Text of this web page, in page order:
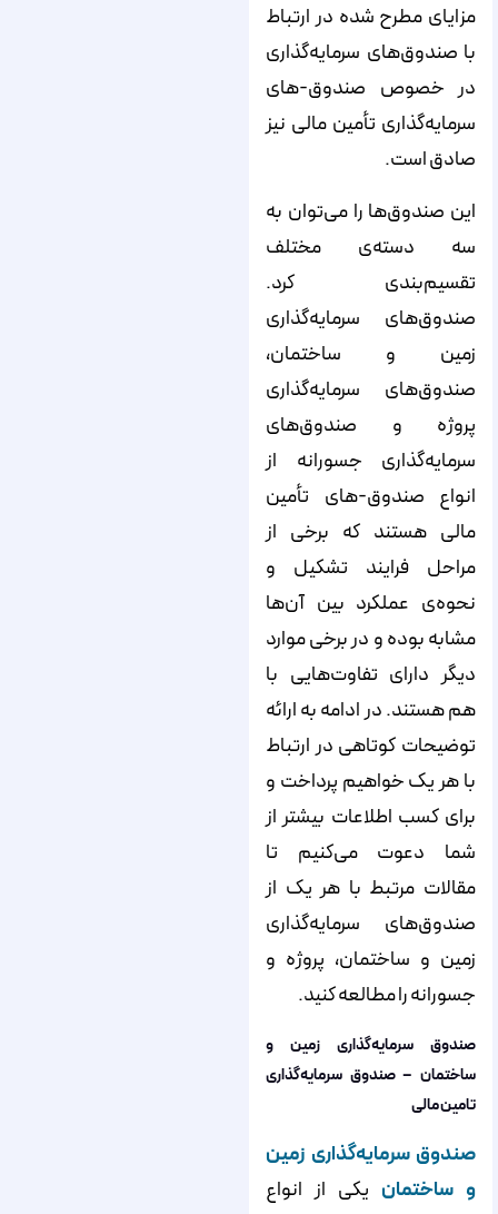
مزایای مطرح شده در ارتباط
با صندوق‌‌‌‌‌‌‌‌‌‌‌‌‌‌‌‌‌‌‌‌‌‌‌‌‌‌‌‌‌‌‌‌‌‌‌‌‌‌‌‌‌‌‌‌‌‌‌‌‌‌‌‌‌‌‌‌‌‌‌‌‌‌‌‌‌‌‌‌‌‌‌‌‌‌‌‌‌های سرمایه‌‌‌‌‌‌‌‌‌‌‌‌‌‌‌‌‌‌‌‌‌‌‌‌‌‌‌‌‌‌‌‌‌‌‌‌‌‌‌‌‌‌‌‌‌‌‌‌‌‌‌‌‌‌‌‌‌‌‌‌‌‌‌‌‌‌‌‌‌‌‌‌‌‌‌‌‌گذاری
در خصوص صندوق-های
سرمایه‌‌‌‌‌‌‌‌‌‌‌‌‌‌‌‌‌‌‌‌‌‌‌‌‌‌‌‌‌‌‌‌‌‌‌‌‌‌‌‌‌‌‌‌‌‌‌‌‌‌‌‌‌‌‌‌‌‌‌‌‌‌‌‌‌‌‌‌‌‌‌‌‌‌‌‌‌گذاری تأمین مالی نیز
صادق است.
این صندوق‌‌‌‌‌‌‌‌‌‌‌‌‌‌‌‌‌‌‌‌‌‌‌‌‌‌‌‌‌‌‌‌‌‌‌‌‌‌‌‌‌‌‌‌‌‌‌‌‌‌‌‌‌‌‌‌‌‌‌‌‌‌‌‌‌‌‌‌‌‌‌‌‌‌‌‌‌ها را می‌‌‌‌‌‌‌‌‌‌‌‌‌‌‌‌‌‌‌‌‌‌‌‌‌‌‌‌‌‌‌‌‌‌‌‌‌‌‌‌‌‌‌‌‌‌‌‌‌‌‌‌‌‌‌‌‌‌‌‌‌‌‌‌‌‌‌‌‌‌‌‌‌‌‌‌‌توان به
سه دسته‌‌‌‌‌‌‌‌‌‌‌‌‌‌‌‌‌‌‌‌‌‌‌‌‌‌‌‌‌‌‌‌‌‌‌‌‌‌‌‌‌‌‌‌‌‌‌‌‌‌‌‌‌‌‌‌‌‌‌‌‌‌‌‌‌‌‌‌‌‌‌‌‌‌‌‌‌ی مختلف
تقسیم‌‌‌‌‌‌‌‌‌‌‌‌‌‌‌‌‌‌‌‌‌‌‌‌‌‌‌‌‌‌‌‌‌‌‌‌‌‌‌‌‌‌‌‌‌‌‌‌‌‌‌‌‌‌‌‌‌‌‌‌‌‌‌‌‌‌‌‌‌‌‌‌‌‌‌‌‌بندی کرد.
صندوق‌‌‌‌‌‌‌‌‌‌‌‌‌‌‌‌‌‌‌‌‌‌‌‌‌‌‌‌‌‌‌‌‌‌‌‌‌‌‌‌‌‌‌‌‌‌‌‌‌‌‌‌‌‌‌‌‌‌‌‌‌‌‌‌‌‌‌‌‌‌‌‌‌‌‌‌‌های سرمایه‌‌‌‌‌‌‌‌‌‌‌‌‌‌‌‌‌‌‌‌‌‌‌‌‌‌‌‌‌‌‌‌‌‌‌‌‌‌‌‌‌‌‌‌‌‌‌‌‌‌‌‌‌‌‌‌‌‌‌‌‌‌‌‌‌‌‌‌‌‌‌‌‌‌‌‌‌گذاری
زمین و ساختمان،
صندوق‌‌‌‌‌‌‌‌‌‌‌‌‌‌‌‌‌‌‌‌‌‌‌‌‌‌‌‌‌‌‌‌‌‌‌‌‌‌‌‌‌‌‌‌‌‌‌‌‌‌‌‌‌‌‌‌‌‌‌‌‌‌‌‌‌‌‌‌‌‌‌‌‌‌‌‌‌های سرمایه‌‌‌‌‌‌‌‌‌‌‌‌‌‌‌‌‌‌‌‌‌‌‌‌‌‌‌‌‌‌‌‌‌‌‌‌‌‌‌‌‌‌‌‌‌‌‌‌‌‌‌‌‌‌‌‌‌‌‌‌‌‌‌‌‌‌‌‌‌‌‌‌‌‌‌‌‌گذاری
پروژه و صندوق‌‌‌‌‌‌‌‌‌‌‌‌‌‌‌‌‌‌‌‌‌‌‌‌‌‌‌‌‌‌‌‌‌‌‌‌‌‌‌‌‌‌‌‌‌‌‌‌‌‌‌‌‌‌‌‌‌‌‌‌‌‌‌‌‌‌‌‌‌‌‌‌‌‌‌‌‌های
سرمایه‌‌‌‌‌‌‌‌‌‌‌‌‌‌‌‌‌‌‌‌‌‌‌‌‌‌‌‌‌‌‌‌‌‌‌‌‌‌‌‌‌‌‌‌‌‌‌‌‌‌‌‌‌‌‌‌‌‌‌‌‌‌‌‌‌‌‌‌‌‌‌‌‌‌‌‌‌گذاری جسورانه از
انواع صندوق-های تأمین
مالی هستند که برخی از
مراحل فرایند تشکیل و
نحوه‌‌‌‌‌‌‌‌‌‌‌‌‌‌‌‌‌‌‌‌‌‌‌‌‌‌‌‌‌‌‌‌‌‌‌‌‌‌‌‌‌‌‌‌‌‌‌‌‌‌‌‌‌‌‌‌‌‌‌‌‌‌‌‌‌‌‌‌‌‌‌‌‌‌‌‌‌ی عملکرد بین آن‌‌‌‌‌‌‌‌‌‌‌‌‌‌‌‌‌‌‌‌‌‌‌‌‌‌‌‌‌‌‌‌‌‌‌‌‌‌‌‌‌‌‌‌‌‌‌‌‌‌‌‌‌‌‌‌‌‌‌‌‌‌‌‌‌‌‌‌‌‌‌‌‌‌‌‌‌ها
مشابه بوده و در برخی موارد
دیگر دارای تفاوت‌‌‌‌‌‌‌‌‌‌‌‌‌‌‌‌‌‌‌‌‌‌‌‌‌‌‌‌‌‌‌‌‌‌‌‌‌‌‌‌‌‌‌‌‌‌‌‌‌‌‌‌‌‌‌‌‌‌‌‌‌‌‌‌‌‌‌‌‌‌‌‌‌‌‌‌‌هایی با
هم هستند. در ادامه به ارائه
توضیحات کوتاهی در ارتباط
با هر یک خواهیم پرداخت و
برای کسب اطلاعات بیشتر از
شما دعوت می‌‌‌‌‌‌‌‌‌‌‌‌‌‌‌‌‌‌‌‌‌‌‌‌‌‌‌‌‌‌‌‌‌‌‌‌‌‌‌‌‌‌‌‌‌‌‌‌‌‌‌‌‌‌‌‌‌‌‌‌‌‌‌‌‌‌‌‌‌‌‌‌‌‌‌‌‌کنیم تا
مقالات مرتبط با هر یک از
صندوق‌‌‌‌‌‌‌‌‌‌‌‌‌‌‌‌‌‌‌‌‌‌‌‌‌‌‌‌‌‌‌‌‌‌‌‌‌‌‌‌‌‌‌‌‌‌‌‌‌‌‌‌‌‌‌‌‌‌‌‌‌‌‌‌‌‌‌‌‌‌‌‌‌‌‌‌‌های سرمایه‌‌‌‌‌‌‌‌‌‌‌‌‌‌‌‌‌‌‌‌‌‌‌‌‌‌‌‌‌‌‌‌‌‌‌‌‌‌‌‌‌‌‌‌‌‌‌‌‌‌‌‌‌‌‌‌‌‌‌‌‌‌‌‌‌‌‌‌‌‌‌‌‌‌‌‌‌گذاری
زمین و ساختمان، پروژه و
جسورانه را مطالعه کنید.
صندوق سرمایه‌‌‌‌‌‌‌‌‌‌‌‌‌‌‌‌‌‌‌‌‌‌‌‌‌‌‌‌‌‌‌‌‌‌‌‌‌‌‌‌‌‌‌‌‌‌‌‌‌‌‌‌‌‌‌‌‌‌‌‌‌‌‌‌‌‌‌‌‌‌‌‌‌‌‌‌‌گذاری زمین و
ساختمان – صندوق‌ سرمایه‌گذاری
تامین مالی
صندوق سرمایه‌‌‌‌‌‌‌‌‌‌‌‌‌‌‌‌‌‌‌‌‌‌‌‌‌‌‌‌‌‌‌‌‌‌‌‌‌‌‌‌‌‌‌‌‌‌‌‌‌‌‌‌‌‌‌‌‌‌‌‌‌‌‌‌‌‌‌‌‌‌‌‌‌‌‌‌‌گذاری زمین
و ساختمان یکی از انواع